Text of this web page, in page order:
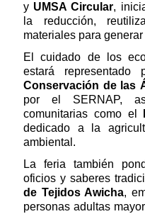
y UMSA Circular,
la reducción,
materiales para
El cuidado de los
estará
Conservación de las
por el SERNAP,
comunitarias como el
dedicado a la
ambiental.
La feria también
oficios y saberes
de Tejidos Awicha,
personas adultas